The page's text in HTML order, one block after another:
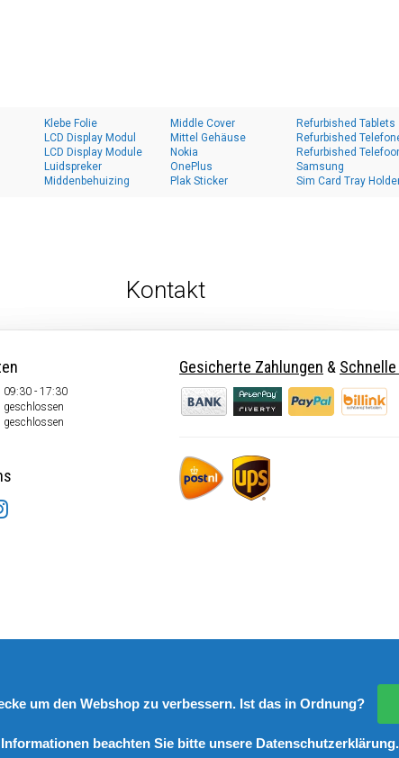
Klebe Folie
LCD Display Modul
LCD Display Module
Luidspreker
Middenbehuizing
Middle Cover
Mittel Gehäuse
Nokia
OnePlus
Plak Sticker
Refurbished Tablets
Refurbished
Refurbished
Samsung
Sim Card Tray
Kontakt
09:30 - 17:30
geschlossen
geschlossen
Gesicherte Zahlungen &
© Copyright 2026 DutchSpares B.V. - Design byWebdinge.nl
um den Webshop zu verbessern. Ist das in Ordnung?
beachten Sie bitte unsere